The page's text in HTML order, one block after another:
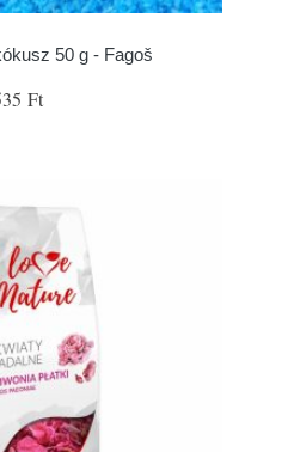
50 g - Fagoš
Ft